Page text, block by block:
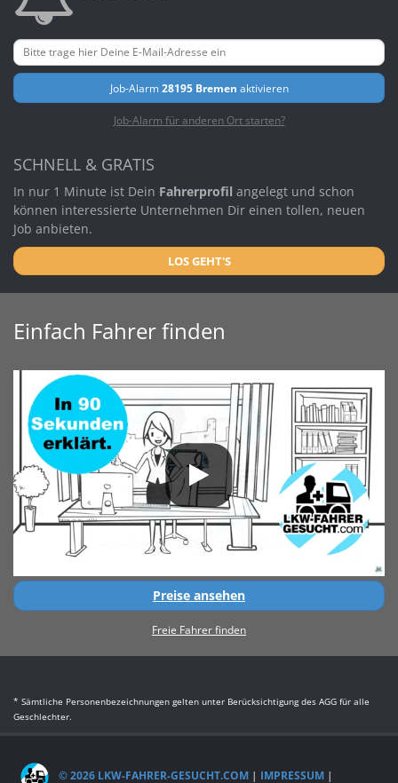
Job-Alarm28195 Bremen aktivieren
Job-Alarm für anderen Ort starten?
SCHNELL & GRATIS
In nur 1 Minute ist Dein Fahrerprofil angelegt und schon
können interessierte Unternehmen Dir einen tollen, neuen
Job anbieten.
LOS GEHT'S
Einfach Fahrer finden
Preise ansehen
Freie Fahrer finden
* Sämtliche Personenbezeichnungen gelten unter Berücksichtigung des AGG für alle
Geschlechter.
© 2026 LKW-FAHRER-GESUCHT.COM | IMPRESSUM |